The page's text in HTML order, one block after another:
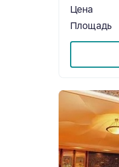
Цена
Площадь